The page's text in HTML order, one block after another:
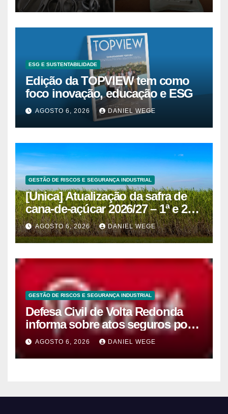
ESG E SUSTENTABILIDADE
Edição da TOPVIEW tem como
foco inovação, educação e ESG
AGOSTO 6, 2026 DANIEL WEGE
GESTÃO DE RISCOS E SEGURANÇA INDUSTRIAL
[Unica] Atualização da safra de
cana-de-açúcar 2026/27 – 1ª e 2ª
quinzenas de junho
AGOSTO 6, 2026 DANIEL WEGE
GESTÃO DE RISCOS E SEGURANÇA INDUSTRIAL
Defesa Civil de Volta Redonda
informa sobre atos seguros por
conta de efeitos meteorológicos
AGOSTO 6, 2026 DANIEL WEGE